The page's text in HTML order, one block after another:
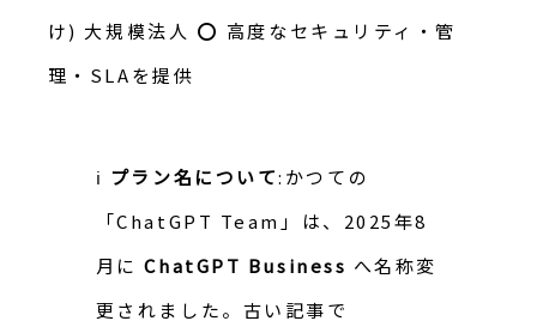
け) 大規模法人 ⭕ 高度なセキュリティ・管
理・SLAを提供
ℹ️ プラン名について:かつての
「ChatGPT Team」は、2025年8
月にChatGPT Business へ名称変
更されました。古い記事で